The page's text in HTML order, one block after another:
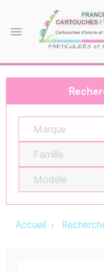
menu
Marque
Famille
Modèle
Accueil